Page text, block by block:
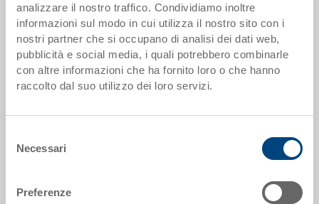
analizzare il nostro traffico. Condividiamo inoltre
informazioni sul modo in cui utilizza il nostro sito con i
nostri partner che si occupano di analisi dei dati web,
pubblicità e social media, i quali potrebbero combinarle
con altre informazioni che ha fornito loro o che hanno
raccolto dal suo utilizzo dei loro servizi.
delNecessari
Preferenze
Scaglionamento per quantità secondo le unità di imballo.
Dati articolo
Codice
400 x 300 x 323 mm
RAL 7001 |